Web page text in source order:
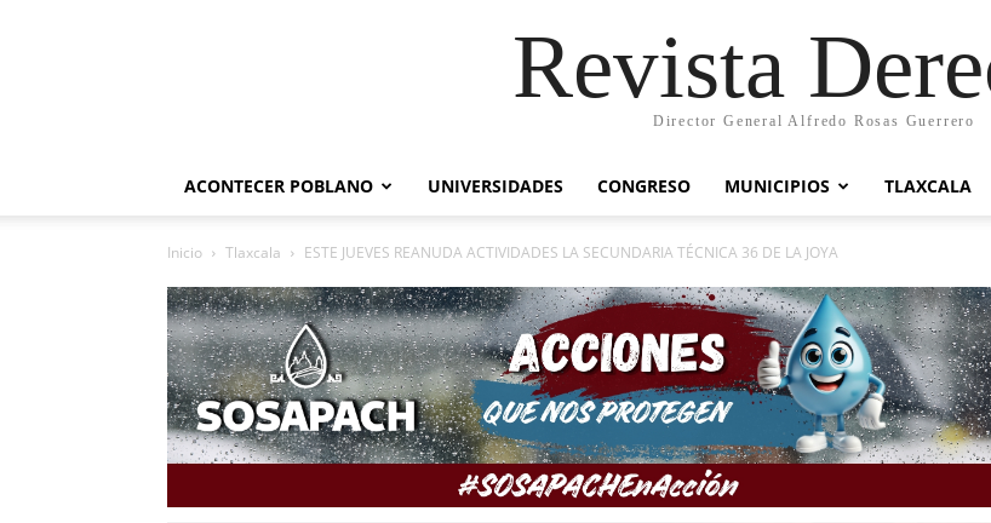
Revista
Director General Alfredo Rosas Guerrero
ACONTECER POBLANO UNIVERSIDADES CONGRESO MUNICIPIOS TLAXCALA
Inicio Tlaxcala ESTE JUEVES REANUDA ACTIVIDADES LA SECUNDARIA TÉCNICA 36 DE LA JOYA